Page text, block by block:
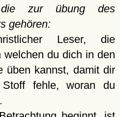
zur übung des
gehören:
Leser, die
welchen du dich in den
üben kannst, damit dir
fehle, woran du